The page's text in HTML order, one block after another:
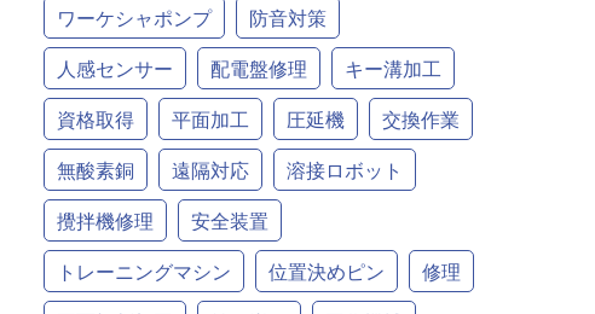
ワーケシャポンプ
防音対策
人感センサー
配電盤修理
キー溝加工
資格取得
平面加工 圧延機
交換作業
無酸素銅
遠隔対応
溶接ロボット
攪拌機修理
安全装置
トレーニングマシン
位置決めピン
修理